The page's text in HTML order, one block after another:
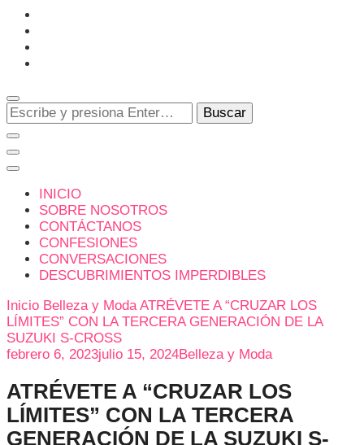
Matiz
Un espacio editorial donde pongo en palabras aquello que
muchos sentimos y pocos sabemos cómo explicar y
donde también compartiré contigo las cosas que me
conmueven, me sorprenden o creo que merecen ser
¿Buscas
algo?
INICIO
SOBRE NOSOTROS
CONTÁCTANOS
CONFESIONES
CONVERSACIONES
DESCUBRIMIENTOS IMPERDIBLES
Inicio Belleza y ModaATRÉVETE A “CRUZAR LOS
LÍMITES” CON LA TERCERA GENERACIÓN DE LA
SUZUKI S-CROSS
febrero 6, 2023julio 15, 2024Belleza y Moda
ATRÉVETE A “CRUZAR LOS
LÍMITES” CON LA TERCERA
GENERACIÓN DE LA SUZUKI S-